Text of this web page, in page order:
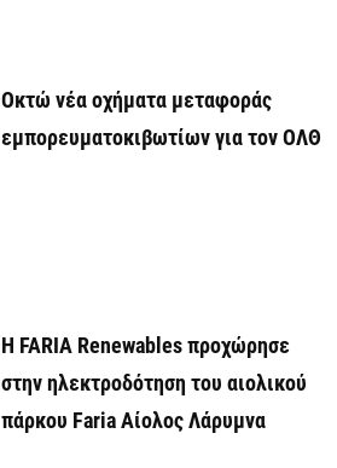
Οκτώ νέα οχήματα μεταφοράς
εμπορευματοκιβωτίων για τον ΟΛΘ
Η FARIA Renewables προχώρησε
στην ηλεκτροδότηση του αιολικού
πάρκου Faria Αίολος Λάρυμνα